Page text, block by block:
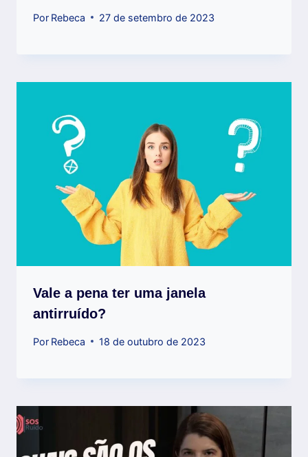
Por Rebeca 27 de setembro de 2023
Vale a pena ter uma janela
antirruído?
Por Rebeca 18 de outubro de 2023